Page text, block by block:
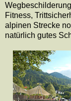
Fitness,
alpinen Strecke
natürlich gutes